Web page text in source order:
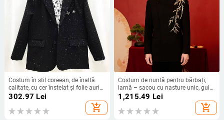
Costum în stil coreean, de înaltă
calitate, cu cer înstelat și folie aurie,
pentru toamnă–iarna, croială slim,
302.97 Lei
add_shopping_cart
Costum de nuntă pentru bărbați,
iarnă – sacou cu nasture unic, guler
înălțat, croială ajustată, broderie
1,215.49 Lei
add_shopping_cart